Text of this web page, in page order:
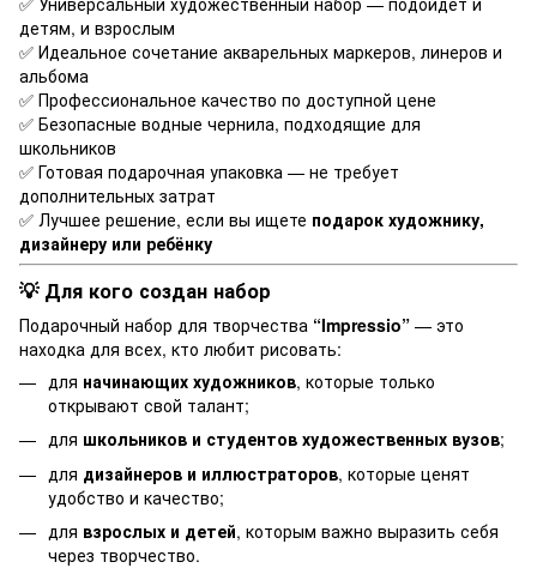
детям, и взрослым
✅ Идеальное сочетание акварельных маркеров, линеров и
альбома
✅ Профессиональное качество по доступной цене
✅ Безопасные водные чернила, подходящие для
школьников
✅ Готовая подарочная упаковка — не требует
дополнительных затрат
✅ Лучшее решение, если вы ищете подарок художнику,
дизайнеру или ребёнку
💡 Для кого создан набор
Подарочный набор для творчества “Impressio” — это
находка для всех, кто любит рисовать:
для начинающих художников, которые только
открывают свой талант;
для школьников и студентов художественных вузов;
для дизайнеров и иллюстраторов, которые ценят
удобство и качество;
для взрослых и детей, которым важно выразить себя
через творчество.